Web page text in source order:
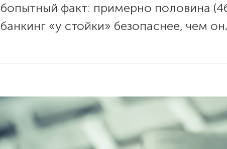
факт: примерно половина
«у стойки» безопаснее, чем